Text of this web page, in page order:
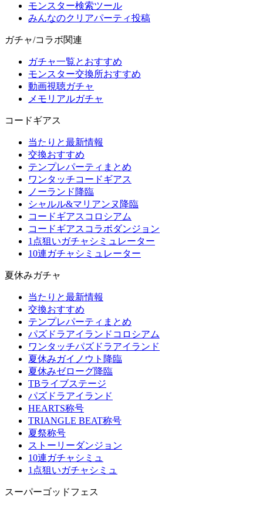
モンスター検索ツール
みんなのクリアパーティ投稿
ガチャ/コラボ関連
ガチャ一覧とおすすめ
モンスター交換所おすすめ
動画視聴ガチャ
メモリアルガチャ
コードギアス
当たりと最新情報
交換おすすめ
テンプレパーティまとめ
ワンタッチコードギアス
ノーランド降臨
シャルル&マリアンヌ降臨
コードギアスコロシアム
コードギアスコラボダンジョン
1点狙いガチャシミュレーター
10連ガチャシミュレーター
夏休みガチャ
当たりと最新情報
交換おすすめ
テンプレパーティまとめ
パズドラアイランドコロシアム
ワンタッチパズドラアイランド
夏休みガイノウト降臨
夏休みゼローグ降臨
TBライブステージ
パズドラアイランド
HEARTS称号
TRIANGLE BEAT称号
夏祭称号
ストーリーダンジョン
10連ガチャシミュ
1点狙いガチャシミュ
スーパーゴッドフェス